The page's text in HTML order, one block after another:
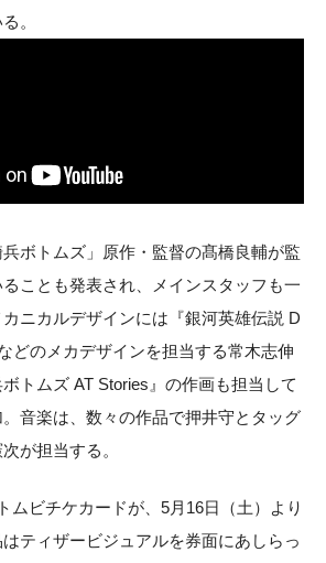
。
ボトムズ」原作・監督の髙橋良輔が監
ことも発表され、メインスタッフも一
ニカルデザインには『銀河英雄伝説 D
どのメカデザインを担当する常木志伸
トムズ AT Stories』の作画も担当して
音楽は、数々の作品で押井守とタッグ
が担当する。
ムビチケカードが、5月16日（土）より
ティザービジュアルを券面にあしらっ